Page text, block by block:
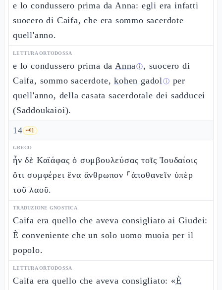
e lo condussero prima da Anna: egli era infatti
suocero di Caifa, che era sommo sacerdote
quell'anno.
LETTURA ORTODOSSA
e lo condussero prima daAnnaⓘ, suocero di
Caifa, sommo sacerdote,kohen gadolⓘ per
quell'anno, della casata sacerdotale dei sadducei
(Saddoukaioi).
14 🗝️1
GRECO
ἦν δὲ Καϊάφας ὁ συμβουλεύσας τοῖς Ἰουδαίοις
ὅτι συμφέρει ἕνα ἄνθρωπον ⸀ἀποθανεῖν ὑπὲρ
τοῦ λαοῦ.
TRADUZIONE GNOSTICA
Caifa era quello che aveva consigliato ai Giudei:
È conveniente che un solo uomo muoia per il
popolo.
LETTURA ORTODOSSA
Caifa era quello che aveva consigliato: «È